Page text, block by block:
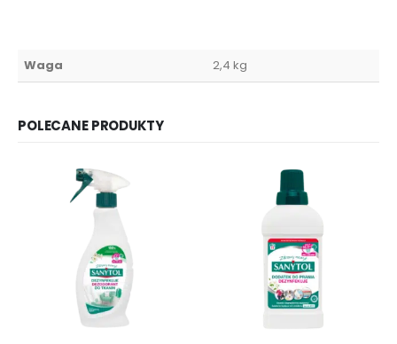
Waga 2,4 kg
POLECANE PRODUKTY